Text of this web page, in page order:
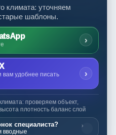
климата: уточняем
шаблоны.
›
вам удобнее писать
›
проверяем объект,
плотность баланс слой
специалиста?
вводные
›